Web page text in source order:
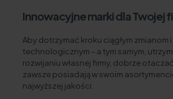
Innowacyjne marki dla Twojej
Aby dotrzymać kroku ciągłym zmianom
technologicznym – a tym samym,
rozwijaniu własnej firmy, dobrze
zawsze posiadają w swoim
najwyższej jakości.